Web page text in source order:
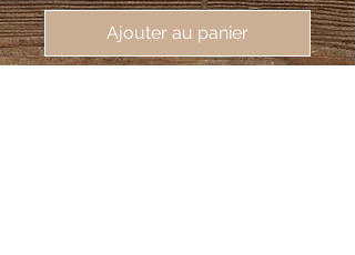
Ajouter au panier